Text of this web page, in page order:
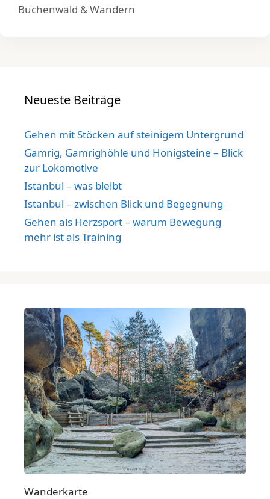
Buchenwald & Wandern
Neueste Beiträge
Gehen mit Stöcken auf steinigem Untergrund
Gamrig, Gamrighöhle und Honigsteine – Blick
zur Lokomotive
Istanbul – was bleibt
Istanbul – zwischen Blick und Begegnung
Gehen als Herzsport – warum Bewegung
mehr ist als Training
Wanderkarte